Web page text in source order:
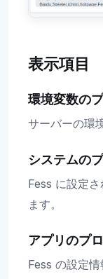
表示項目
環境変数の
サーバーの環
システムの
Fess に設定
ます。
アプリのプ
Fess の設定情